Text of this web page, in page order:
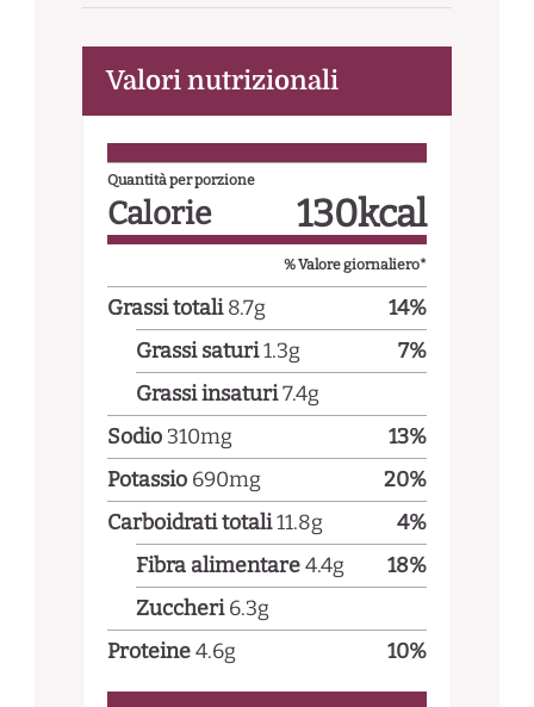
Valori nutrizionali
Quantità per porzione
Calorie 130kcal
% Valore giornaliero*
Grassi totali 8.7g 14%
Grassi saturi1.3g 7%
Grassi insaturi7.4g
Sodio 310mg 13%
Potassio 690mg 20%
Carboidrati totali11.8g 4%
Fibra alimentare4.4g 18%
Zuccheri 6.3g
Proteine4.6g 10%